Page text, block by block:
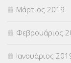
Μάρτιος 2019
Φεβρουάριος
Ιανουάριος